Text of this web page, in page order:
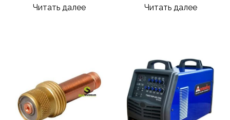
Читать далее Читать далее